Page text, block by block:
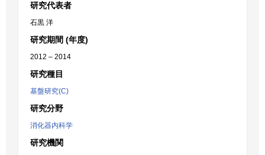
研究代表者
石黒 洋
研究期間 (年度)
2012 – 2014
研究種目
基盤研究(C)
研究分野
消化器内科学
研究機関